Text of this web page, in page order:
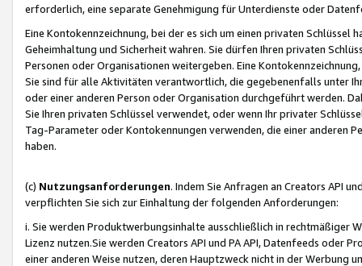
erforderlich, eine separate Genehmigung für Unterdienste oder
Eine Kontokennzeichnung, bei der es sich um einen privaten
Geheimhaltung und Sicherheit wahren. Sie dürfen Ihren privaten
Personen oder Organisationen weitergeben. Eine
Sie sind für alle Aktivitäten verantwortlich, die gegebenenfalls unter
oder einer anderen Person oder Organisation durchgeführt werden.
Sie Ihren privaten Schlüssel verwendet, oder wenn Ihr privater
Tag-Parameter oder Kontokennungen verwenden, die einer anderen
haben.
(c) Nutzungsanforderungen. Indem Sie Anfragen an Creators API
verpflichten Sie sich zur Einhaltung der folgenden Anforderungen:
i. Sie werden Produktwerbungsinhalte ausschließlich in rechtmäßiger
Lizenz nutzen.Sie werden Creators API und PA API, Datenfeeds oder
einer anderen Weise nutzen, deren Hauptzweck nicht in der Werbung